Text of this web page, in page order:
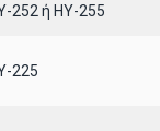
252 ή ΗΥ-255
225